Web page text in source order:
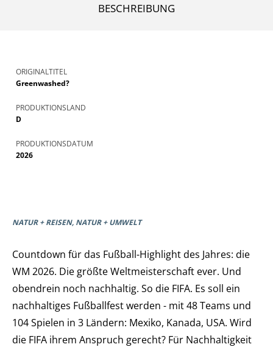
BESCHREIBUNG
ORIGINALTITEL
Greenwashed?
PRODUKTIONSLAND
D
PRODUKTIONSDATUM
2026
NATUR + REISEN, NATUR + UMWELT
Countdown für das Fußball-Highlight des Jahres: die
WM 2026. Die größte Weltmeisterschaft ever. Und
obendrein noch nachhaltig. So die FIFA. Es soll ein
nachhaltiges Fußballfest werden - mit 48 Teams und
104 Spielen in 3 Ländern: Mexiko, Kanada, USA. Wird
die FIFA ihrem Anspruch gerecht? Für Nachhaltigkeit